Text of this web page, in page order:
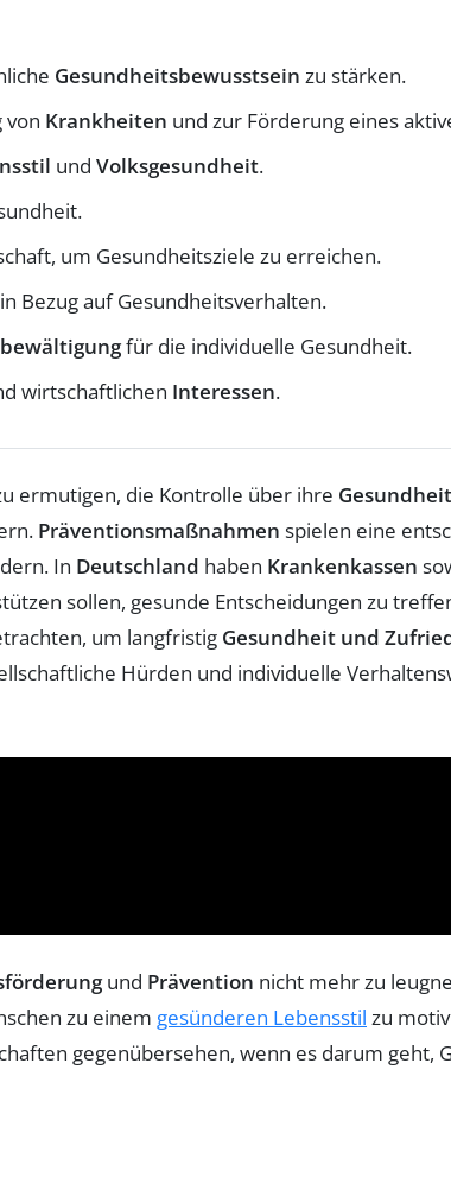
Gesundheitsbewusstsein zu stärken.
von Krankheiten und zur Förderung eines
und Volksgesundheit.
um Gesundheitsziele zu erreichen.
in Bezug auf Gesundheitsverhalten.
für die individuelle Gesundheit.
wirtschaftlichen Interessen.
ermutigen, die Kontrolle über ihre Gesundheit
Präventionsmaßnahmen spielen eine
In Deutschland haben Krankenkassen
sollen, gesunde Entscheidungen zu
um langfristig Gesundheit und
Hürden und individuelle
und Prävention nicht mehr zu
zu einem gesünderen Lebensstil zu
gegenübersehen, wenn es darum geht,